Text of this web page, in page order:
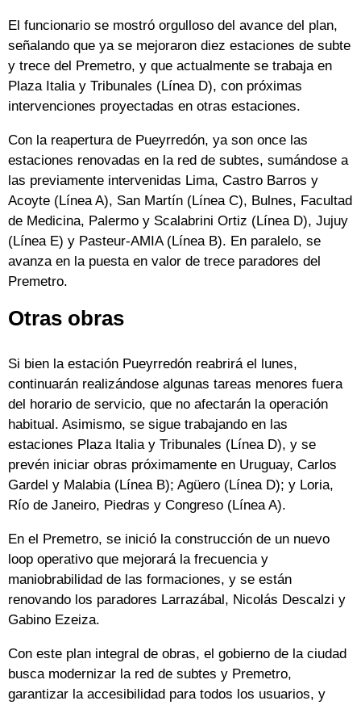
El funcionario se mostró orgulloso del avance del plan,
señalando que ya se mejoraron diez estaciones de subte
y trece del Premetro, y que actualmente se trabaja en
Plaza Italia y Tribunales (Línea D), con próximas
intervenciones proyectadas en otras estaciones.
Con la reapertura de Pueyrredón, ya son once las
estaciones renovadas en la red de subtes, sumándose a
las previamente intervenidas Lima, Castro Barros y
Acoyte (Línea A), San Martín (Línea C), Bulnes, Facultad
de Medicina, Palermo y Scalabrini Ortiz (Línea D), Jujuy
(Línea E) y Pasteur-AMIA (Línea B). En paralelo, se
avanza en la puesta en valor de trece paradores del
Premetro.
Otras obras
Si bien la estación Pueyrredón reabrirá el lunes,
continuarán realizándose algunas tareas menores fuera
del horario de servicio, que no afectarán la operación
habitual. Asimismo, se sigue trabajando en las
estaciones Plaza Italia y Tribunales (Línea D), y se
prevén iniciar obras próximamente en Uruguay, Carlos
Gardel y Malabia (Línea B); Agüero (Línea D); y Loria,
Río de Janeiro, Piedras y Congreso (Línea A).
En el Premetro, se inició la construcción de un nuevo
loop operativo que mejorará la frecuencia y
maniobrabilidad de las formaciones, y se están
renovando los paradores Larrazábal, Nicolás Descalzi y
Gabino Ezeiza.
Con este plan integral de obras, el gobierno de la ciudad
busca modernizar la red de subtes y Premetro,
garantizar la accesibilidad para todos los usuarios, y